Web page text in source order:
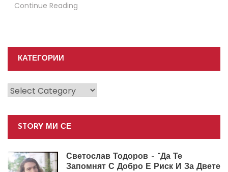
Continue Reading
КАТЕГОРИИ
Категории
STORY МИ СЕ
Светослав Тодоров – “Да Те
Запомнят С Добро Е Риск И За Двете